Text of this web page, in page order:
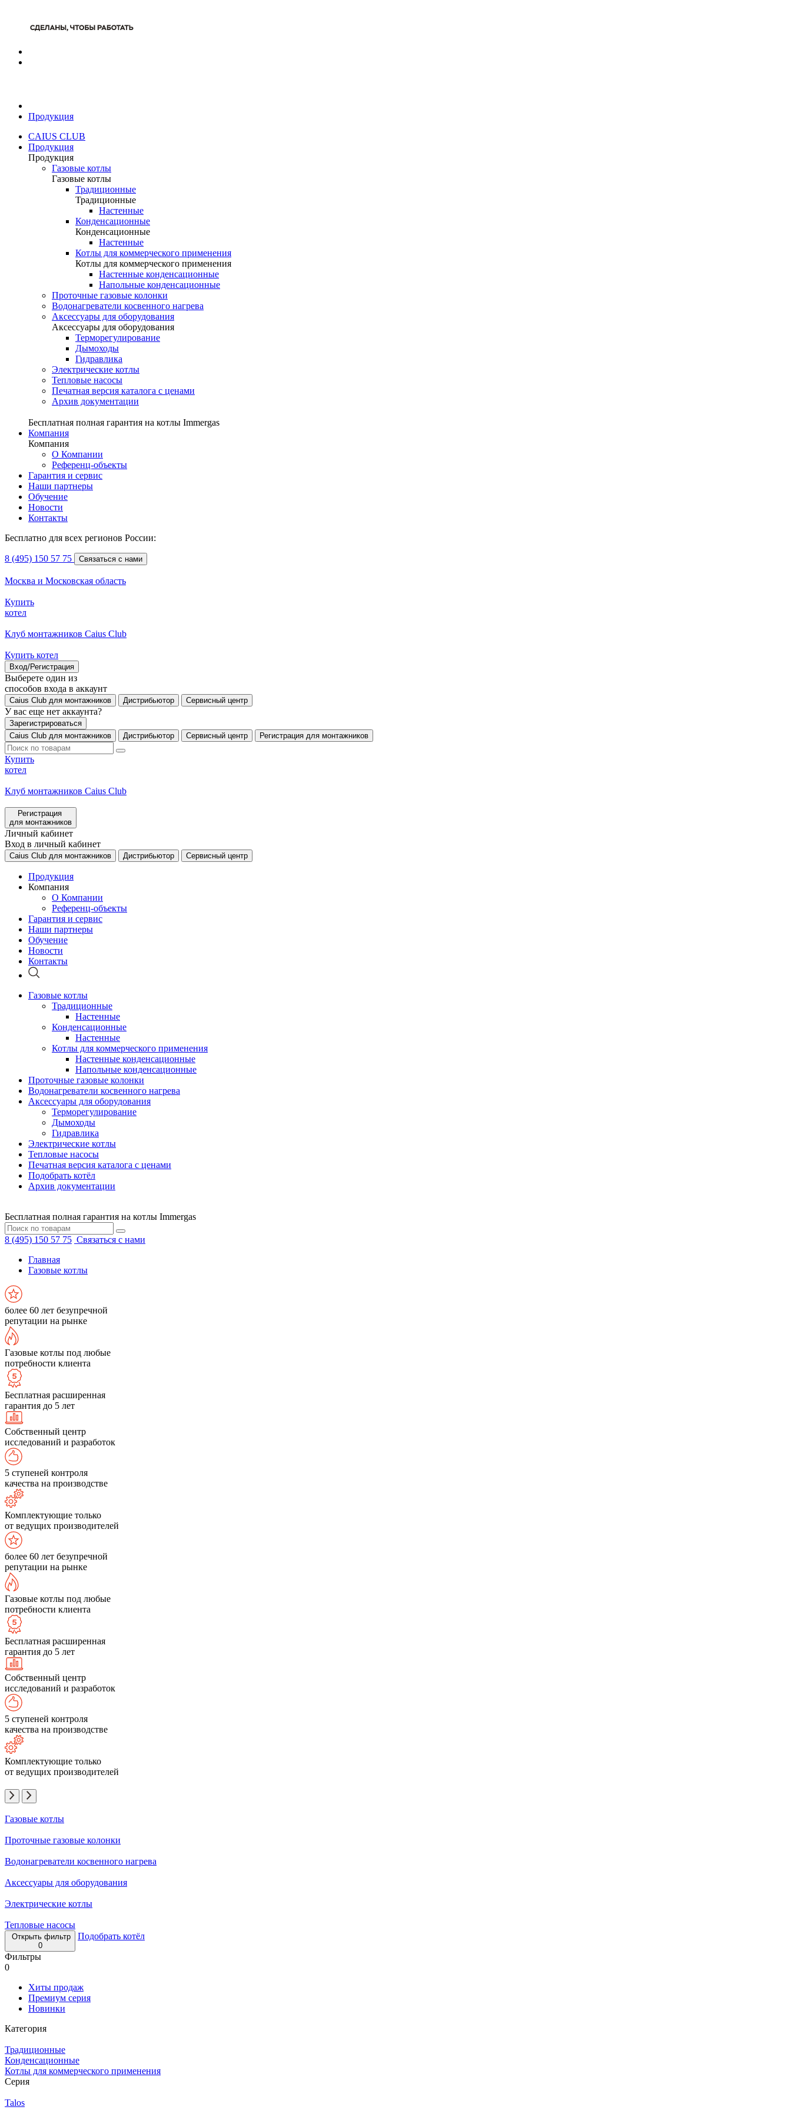
Продукция
CAIUS CLUB
Продукция
Продукция
Газовые котлы
Газовые котлы
Традиционные
Традиционные
Настенные
Конденсационные
Конденсационные
Настенные
Котлы для коммерческого применения
Котлы для коммерческого применения
Настенные конденсационные
Напольные конденсационные
Проточные газовые колонки
Водонагреватели косвенного нагрева
Аксессуары для оборудования
Аксессуары для оборудования
Терморегулирование
Дымоходы
Гидравлика
Электрические котлы
Тепловые насосы
Печатная версия каталога с ценами
Архив документации
Бесплатная полная гарантия на котлы Immergas
Компания
Компания
О Компании
Референц-объекты
Гарантия и сервис
Наши партнеры
Обучение
Новости
Контакты
Бесплатно для всех регионов России:
8 (495) 150 57 75 Связаться с нами
Москва и Московская область
Купить
котел
Клуб монтажников Caius Club
Купить котел
Вход/Регистрация
Выберете один из
способов входа в аккаунт
Caius Club для монтажников Дистрибьютор Сервисный центр
У вас еще нет аккаунта?
Зарегистрироваться
Caius Club для монтажников
Дистрибьютор Сервисный центр Регистрация для монтажников
Купить
котел
Клуб монтажников Caius Club
Регистрация
для монтажников
Личный кабинет
Вход в личный кабинет
Caius Club для монтажников Дистрибьютор Сервисный центр
Продукция
Компания
О Компании
Референц-объекты
Гарантия и сервис
Наши партнеры
Обучение
Новости
Контакты
Газовые котлы
Традиционные
Настенные
Конденсационные
Настенные
Котлы для коммерческого применения
Настенные конденсационные
Напольные конденсационные
Проточные газовые колонки
Водонагреватели косвенного нагрева
Аксессуары для оборудования
Терморегулирование
Дымоходы
Гидравлика
Электрические котлы
Тепловые насосы
Печатная версия каталога с ценами
Подобрать котёл
Архив документации
Бесплатная полная гарантия на котлы Immergas
8 (495) 150 57 75 Связаться с нами
Главная
Газовые котлы
более 60 лет безупречной
репутации на рынке
Газовые котлы под любые
потребности клиента
Бесплатная расширенная
гарантия до 5 лет
Собственный центр
исследований и разработок
5 ступеней контроля
качества на производстве
Комплектующие только
от ведущих производителей
более 60 лет безупречной
репутации на рынке
Газовые котлы под любые
потребности клиента
Бесплатная расширенная
гарантия до 5 лет
Собственный центр
исследований и разработок
5 ступеней контроля
качества на производстве
Комплектующие только
от ведущих производителей
Газовые котлы
Проточные газовые колонки
Водонагреватели косвенного нагрева
Аксессуары для оборудования
Электрические котлы
Тепловые насосы
Открыть фильтр
0
Подобрать котёл
Фильтры
0
Хиты продаж
Премиум серия
Новинки
Категория
Традиционные
Конденсационные
Котлы для коммерческого применения
Серия
Talos